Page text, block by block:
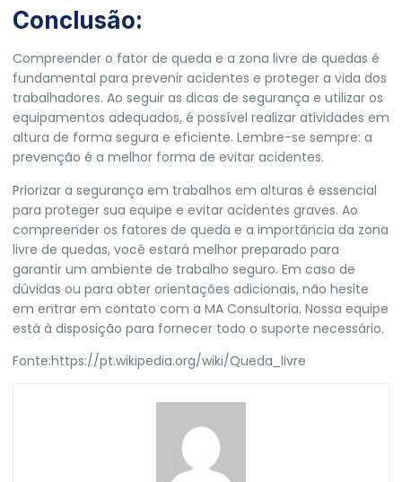
Conclusão:
Compreender o fator de queda e a zona livre de quedas é
fundamental para prevenir acidentes e proteger a vida dos
trabalhadores. Ao seguir as dicas de segurança e utilizar os
equipamentos adequados, é possível realizar atividades em
altura de forma segura e eficiente. Lembre-se sempre: a
prevenção é a melhor forma de evitar acidentes.
Priorizar a segurança em trabalhos em alturas é essencial
para proteger sua equipe e evitar acidentes graves. Ao
compreender os fatores de queda e a importância da zona
livre de quedas, você estará melhor preparado para
garantir um ambiente de trabalho seguro. Em caso de
dúvidas ou para obter orientações adicionais, não hesite
em entrar em contato com a MA Consultoria. Nossa equipe
está à disposição para fornecer todo o suporte necessário.
Fonte:https://pt.wikipedia.org/wiki/Queda_livre